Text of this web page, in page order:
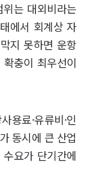
는 대외비라는
에서 회계상 자
지 못하면 운항
충이 최우선이
용료·유류비·인
동시에 큰 산업
요가 단기간에